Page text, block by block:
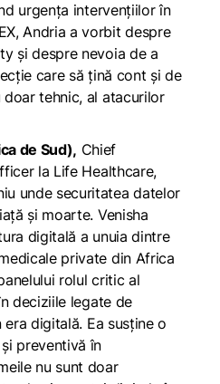
urgența intervențiilor în
Andria a vorbit despre
și despre nevoia de a
care să țină cont și de
tehnic, al atacurilor
de Sud), Chief
la Life Healthcare,
unde securitatea datelor
și moarte. Venisha
digitală a unuia dintre
private din Africa
rolul critic al
deciziile legate de
digitală. Ea susține o
preventivă în
nu sunt doar